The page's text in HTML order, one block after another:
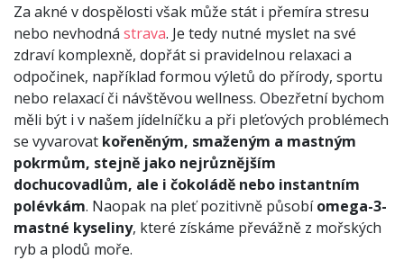
Za akné v dospělosti však může stát i přemíra stresu
nebo nevhodná strava. Je tedy nutné myslet na své
zdraví komplexně, dopřát si pravidelnou relaxaci a
odpočinek, například formou výletů do přírody, sportu
nebo relaxací či návštěvou wellness. Obezřetní bychom
měli být i v našem jídelníčku a při pleťových problémech
se vyvarovat kořeněným, smaženým a mastným
pokrmům, stejně jako nejrůznějším
dochucovadlům, ale i čokoládě nebo instantním
polévkám. Naopak na pleť pozitivně působíomega-3-
mastné kyseliny, které získáme převážně z mořských
ryb a plodů moře.